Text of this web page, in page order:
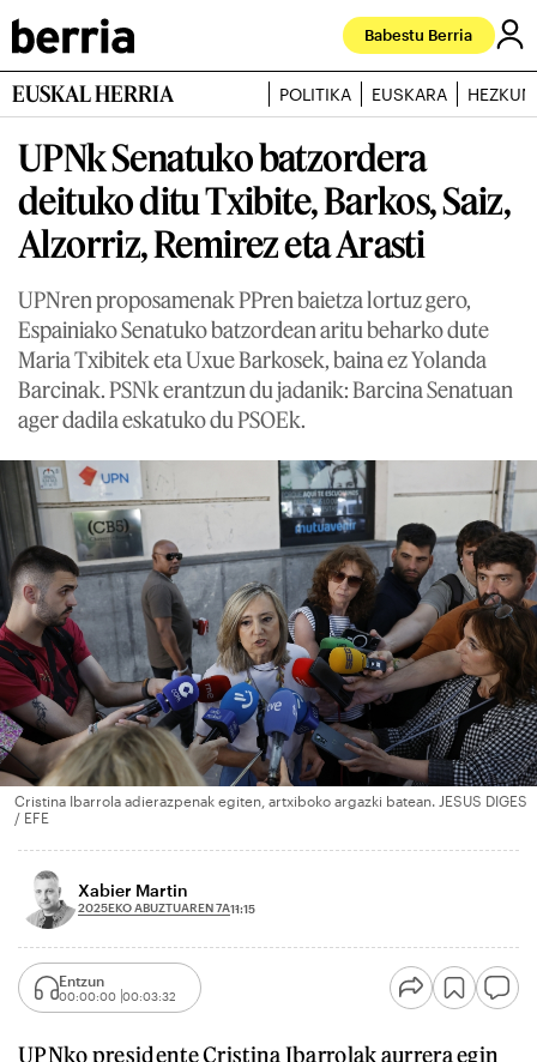
Babestu Berria
EUSKAL HERRIA POLITIKA EUSKARA
UPNk Senatuko batzordera
deituko ditu Txibite, Barkos, Saiz,
Alzorriz, Remirez eta Arasti
UPNren proposamenak PPren baietza lortuz gero,
Espainiako Senatuko batzordean aritu beharko dute
Maria Txibitek eta Uxue Barkosek, baina ez Yolanda
Barcinak. PSNk erantzun du jadanik: Barcina Senatuan
ager dadila eskatuko du PSOEk.
Cristina Ibarrola adierazpenak egiten, artxiboko argazki batean. JESUS DIGES
/ EFE
Xabier Martin
2025EKO ABUZTUAREN 7A11:15
Entzun
00:00:00 00:03:32
UPNko presidente Cristina Ibarrolak aurrera egin